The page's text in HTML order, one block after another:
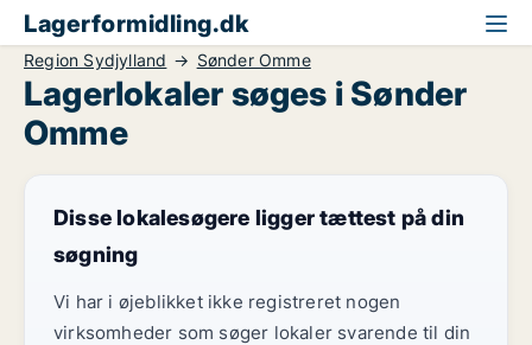
Lagerformidling.dk
Region Sydjylland Sønder Omme
Lagerlokaler søges i Sønder
Omme
Disse lokalesøgere ligger tættest på din
søgning
Vi har i øjeblikket ikke registreret nogen
virksomheder som søger lokaler svarende til din